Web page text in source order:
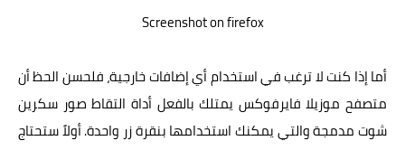
Screenshot on firefox
أما إذا كنت لا ترغب في استخدام أي إضافات خارجية، فلحسن الحظ أن
متصفح موزيلا فايرفوكس يمتلك بالفعل أداة التقاط صور سكرين
شوت مدمجة والتي يمكنك استخدامها بنقرة زر واحدة. أولاً ستحتاج